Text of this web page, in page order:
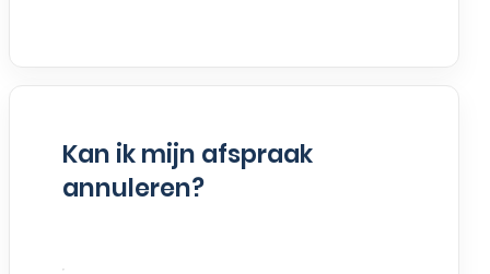
Kan ik mijn afspraak
annuleren?